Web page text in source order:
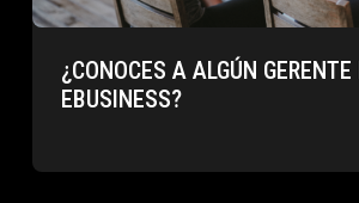
¿CONOCES A ALGÚN GERENTE
EBUSINESS?